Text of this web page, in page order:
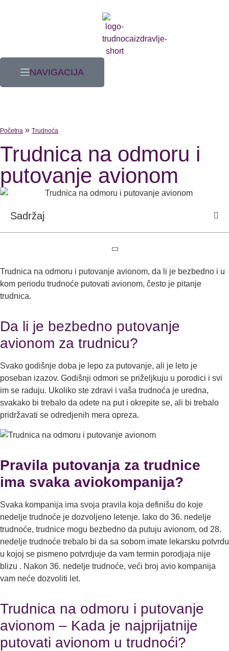
NAVIGACIJA
Početna » Trudnoća
Trudnica na odmoru i
putovanje avionom
Sadržaj
Trudnica na odmoru i putovanje avionom, da li je bezbedno i u
kom periodu trudnoće putovati avionom, često je pitanje
trudnica.
Da li je bezbedno putovanje
avionom za trudnicu?
Svako godišnje doba je lepo za putovanje, ali je leto je
poseban izazov. Godišnji odmori se priželjkuju u porodici i svi
im se raduju. Ukoliko ste zdravi i vaša trudnoća je uredna,
svakako bi trebalo da odete na put i okrepite se, ali bi trebalo
pridržavati se odredjenih mera opreza.
Pravila putovanja za trudnice
ima svaka aviokompanija?
Svaka kompanija ima svoja pravila koja definišu do koje
nedelje trudnoće je dozvoljeno letenje. Iako do 36. nedelje
trudnoće, trudnice mogu bezbedno da putuju avionom, od 28.
nedelje trudnoće trebalo bi da sa sobom imate lekarsku potvrdu
u kojoj se pismeno potvrdjuje da vam termin porodjaja nije
blizu . Nakon 36. nedelje trudnoće, veći broj avio kompanija
vam neće dozvoliti let.
Trudnica na odmoru i putovanje
avionom – Kada je najprijatnije
putovati avionom u trudnoći?